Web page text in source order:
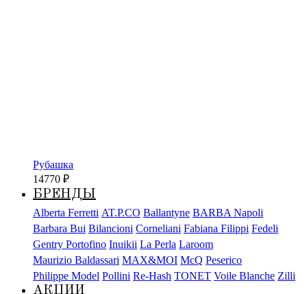
Рубашка
14770 ₽
БРЕНДЫ
Alberta Ferretti AT.P.CO Ballantyne BARBA Napoli
Barbara Bui Bilancioni Corneliani Fabiana Filippi Fedeli
Gentry Portofino Inuikii La Perla Laroom
Maurizio Baldassari MAX&MOI McQ Peserico
Philippe Model Pollini Re-Hash TONET Voile Blanche Zilli
АКЦИИ